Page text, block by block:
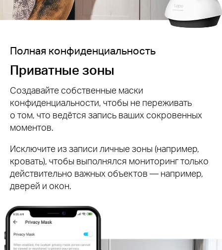
Полная конфиденциальность
Приватные зоны
Создавайте собственные маски
конфиденциальности, чтобы не переживать
о том, что ведётся запись ваших сокровенных
моментов.
Исключите из записи личные зоны (например,
кровать), чтобы выполнялся мониторинг только
действительно важных объектов — например,
дверей и окон.